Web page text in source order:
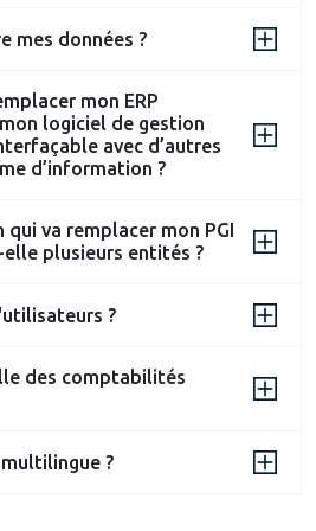
mes données ?
mon ERP
logiciel de gestion
avec d’autres
d’information ?
va remplacer mon PGI
plusieurs entités ?
?
des comptabilités
?